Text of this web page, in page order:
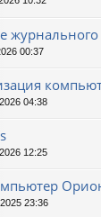
00:37
04:38
12:25
23:36